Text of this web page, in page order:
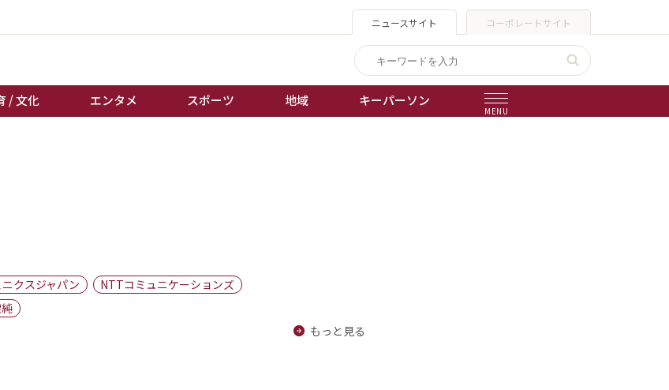
ニュースサイト コーポレートサイト
/ 文化 エンタメ スポーツ 地域 キーパーソン
MENU
ソン
棋王戦
クスジャパン
NTTコミュニケーションズ
もっと見る